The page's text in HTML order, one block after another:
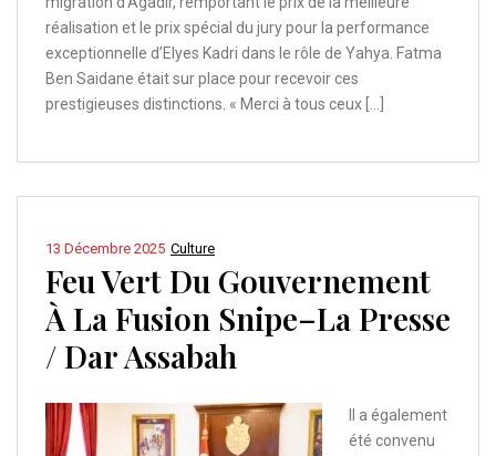
réalisation et le prix spécial du jury pour la performance
exceptionnelle d’Elyes Kadri dans le rôle de Yahya. Fatma
Ben Saidane était sur place pour recevoir ces
prestigieuses distinctions. « Merci à tous ceux […]
Culture
13 Décembre 2025
Feu Vert Du Gouvernement
À La Fusion Snipe–La Presse
/ Dar Assabah
Il a également
été convenu